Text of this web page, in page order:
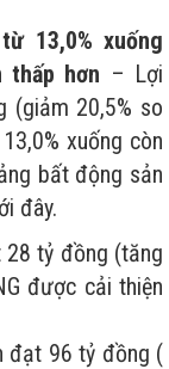
13,0% xuống
thấp hơn – Lợi
(giảm 20,5% so
xuống còn
bất động sản
đây.
28 tỷ đồng (tăng
được cải thiện
đạt 96 tỷ đồng (